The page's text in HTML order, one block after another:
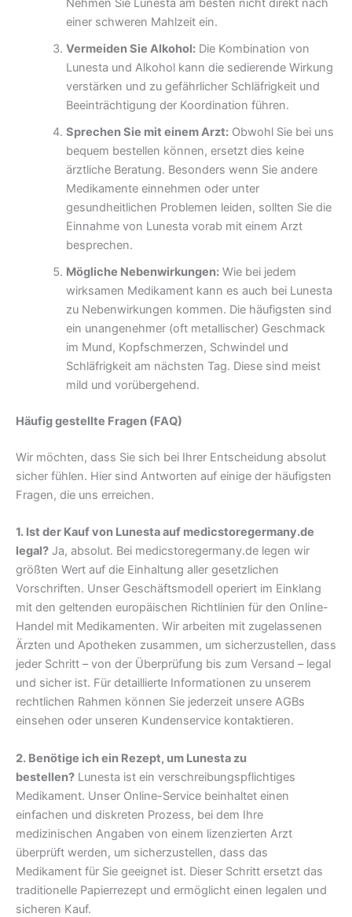
Nehmen Sie Lunesta am besten nicht direkt nach
einer schweren Mahlzeit ein.
Vermeiden Sie Alkohol:Die Kombination von
Lunesta und Alkohol kann die sedierende Wirkung
verstärken und zu gefährlicher Schläfrigkeit und
Beeinträchtigung der Koordination führen.
Sprechen Sie mit einem Arzt:Obwohl Sie bei uns
bequem bestellen können, ersetzt dies keine
ärztliche Beratung. Besonders wenn Sie andere
Medikamente einnehmen oder unter
gesundheitlichen Problemen leiden, sollten Sie die
Einnahme von Lunesta vorab mit einem Arzt
besprechen.
Mögliche Nebenwirkungen:Wie bei jedem
wirksamen Medikament kann es auch bei Lunesta
zu Nebenwirkungen kommen. Die häufigsten sind
ein unangenehmer (oft metallischer) Geschmack
im Mund, Kopfschmerzen, Schwindel und
Schläfrigkeit am nächsten Tag. Diese sind meist
mild und vorübergehend.
Häufig gestellte Fragen (FAQ)
Wir möchten, dass Sie sich bei Ihrer Entscheidung absolut
sicher fühlen. Hier sind Antworten auf einige der häufigsten
Fragen, die uns erreichen.
1. Ist der Kauf von Lunesta auf medicstoregermany.de
legal? Ja, absolut. Bei medicstoregermany.de legen wir
größten Wert auf die Einhaltung aller gesetzlichen
Vorschriften. Unser Geschäftsmodell operiert im Einklang
mit den geltenden europäischen Richtlinien für den Online-
Handel mit Medikamenten. Wir arbeiten mit zugelassenen
Ärzten und Apotheken zusammen, um sicherzustellen, dass
jeder Schritt – von der Überprüfung bis zum Versand – legal
und sicher ist. Für detaillierte Informationen zu unserem
rechtlichen Rahmen können Sie jederzeit unsere AGBs
einsehen oder unseren Kundenservice kontaktieren.
2. Benötige ich ein Rezept, um Lunesta zu
bestellen? Lunesta ist ein verschreibungspflichtiges
Medikament. Unser Online-Service beinhaltet einen
einfachen und diskreten Prozess, bei dem Ihre
medizinischen Angaben von einem lizenzierten Arzt
überprüft werden, um sicherzustellen, dass das
Medikament für Sie geeignet ist. Dieser Schritt ersetzt das
traditionelle Papierrezept und ermöglicht einen legalen und
sicheren Kauf.